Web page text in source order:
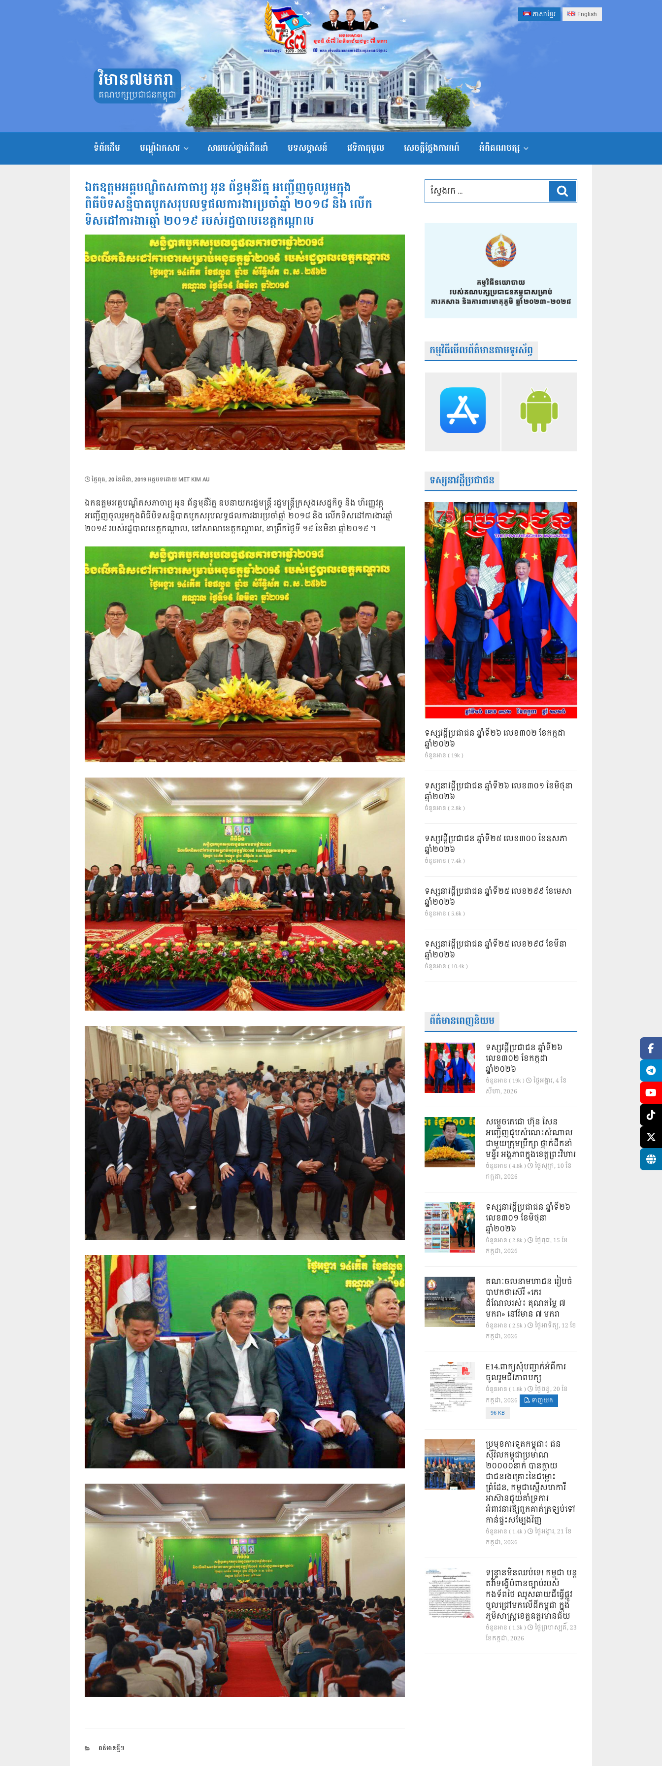
ភាសាខ្មែរ English
វិមាន៧មករា
គណបក្សប្រជាជនកម្ពុជា
ទំព័រដើម បណ្តុំឯកសារ សាររបស់ថ្នាក់ដឹកនាំ បទសម្ភាសន៍ វេទិកាតុមូល សេចក្ដីថ្លែងការណ៍ អំពីគណបក្ស
ឯកឧត្ដមអគ្គបណ្ឌិតសភាចារ្យ អូន ព័ន្ធមុនីរ័ត្ន អញ្ជើញចូលរួមក្នុង
ពិធីបិទសន្និបាតបូកសរុបលទ្ធផលការងារប្រចាំឆ្នាំ ២០១៨ និង លើក
ទិសដៅការងារឆ្នាំ ២០១៩ របស់រដ្ឋបាលខេត្តកណ្តាល
POSTED
ថ្ងៃ​ពុធ, 20 ខែ​មីនា, 2019អត្ថបទដោយ MET KIM AU
ឯកឧត្ដមអគ្គបណ្ឌិតសភាចារ្យ អូន ព័ន្ធមុនីរ័ត្ន ឧបនាយករដ្ឋមន្រ្តី រដ្ឋមន្ដ្រីក្រសួងសេដ្ឋកិច្ច និង ហិរញ្ញវត្ថុ
អញ្ជើញចូលរួមក្នុងពិធីបិទសន្និបាតបូកសរុបលទ្ធផលការងារប្រចាំឆ្នាំ ២០១៨ និង លើកទិសដៅការងារឆ្នាំ
២០១៩ របស់រដ្ឋបាលខេត្តកណ្តាល, នៅសាលាខេត្តកណ្តាល, នាព្រឹកថ្ងៃទី ១៩ ខែមិនា ឆ្នាំ២០១៩ ។
CATEGORIES
ពត៌មានថ្មីៗ
កម្មវិធីមើលព័ត៌មានតាមទូរស័ព្វ
ទស្សនាវដ្តីប្រជាជន
ទស្សវដ្តីប្រជាជន ឆ្នាំទី២៦ លេខ៣០២ ខែកក្កដា
ឆ្នាំ២០២៦
ចំនួនអាន ( 19k )
ទស្សនាវដ្ដីប្រជាជន ឆ្នាំទី២៦ លេខ៣០១ ខែមិថុនា
ឆ្នាំ២០២៦
ចំនួនអាន ( 2.8k )
ទស្សវដ្តីប្រជាជន ឆ្នាំទី២៥ លេខ៣០០ ខែឧសភា
ឆ្នាំ២០២៦
ចំនួនអាន ( 7.4k )
ទស្សនាវដ្ដីប្រជាជន ឆ្នាំទី២៥ លេខ២៩៩ ខែមេសា
ឆ្នាំ២០២៦
ចំនួនអាន ( 5.6k )
ទស្សនាវដ្ដីប្រជាជន ឆ្នាំទី២៥ លេខ២៩៨ ខែមីនា
ឆ្នាំ២០២៦
ចំនួនអាន ( 10.4k )
ព័ត៌មានពេញនិយម
ទស្សវដ្តីប្រជាជន ឆ្នាំទី២៦
លេខ៣០២ ខែកក្កដា
ឆ្នាំ២០២៦
ចំនួនអាន ( 19k )
ថ្ងៃ​អង្គារ, 4 ខែ​
សីហា, 2026
សម្តេចតេជោ ហ៊ុន សែន
អញ្ជើញជួបសំណេះសំណាល
ជាមួយក្រុមប្រឹក្សា ថ្នាក់ដឹកនាំ
មន្ទីរ អង្គភាពក្នុងខេត្តព្រះវិហារ
ចំនួនអាន ( 4.8k )
ថ្ងៃ​សុក្រ, 10 ខែ​
កក្កដា, 2026
ទស្សនាវដ្ដីប្រជាជន ឆ្នាំទី២៦
លេខ៣០១ ខែមិថុនា
ឆ្នាំ២០២៦
ចំនួនអាន ( 2.8k )
ថ្ងៃ​ពុធ, 15 ខែ​
កក្កដា, 2026
គណៈចលនាមហាជន រៀបចំ
បាឋកថាស៊េរី «កេរ
ដំណែលរស់៖ គុណតម្លៃ ៧
មករា» នៅវិមាន ៧ មករា
ចំនួនអាន ( 2.5k )
ថ្ងៃ​អាទិត្យ, 12 ខែ​
កក្កដា, 2026
E14.ពាក្យសុំបញ្ជាក់អំពីការ
ចូលរួមជីវភាពបក្ស
ចំនួនអាន ( 1.8k )
ថ្ងៃ​ចន្ទ, 20 ខែ​
កក្កដា, 2026
ទាញយក
96 KB
ប្រមុខការទូតកម្ពុជា៖ ជន
ស៊ីវិលកម្ពុជាប្រមាណ
២០០០០នាក់ បានក្លាយ
ជាជនរងគ្រោះនៃជម្លោះ
ព្រំដែន, កម្ពុជាស្នើសហការី
អាស៊ានជួយគាំទ្រការ
អំពាវនាវឱ្យពួកគាត់ត្រឡប់ទៅ
កាន់ផ្ទះសម្បែងវិញ
ចំនួនអាន ( 1.4k )
ថ្ងៃ​អង្គារ, 21 ខែ​
កក្កដា, 2026
ទន្ទ្រានមិនឈប់ទេ! កម្ពុជា បន្ត
តវ៉ាទង្វើបំពានច្បាប់របស់
កងទ័ពថៃ ឈូសឆាយដីធ្វើផ្លូវ
ចូលជ្រៅមកលើដីកម្ពុជា ក្នុង
ភូមិសាស្ត្រខេត្តឧត្តរមានជ័យ
ចំនួនអាន ( 1.3k )
ថ្ងៃ​ព្រហស្បតិ៍, 23
ខែ​កក្កដា, 2026